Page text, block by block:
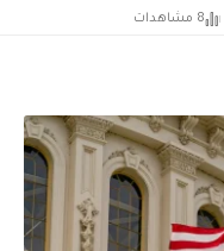
8 مشاهدات